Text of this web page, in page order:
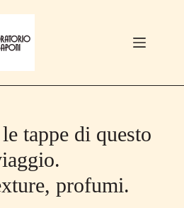
tappe di questo
profumi.